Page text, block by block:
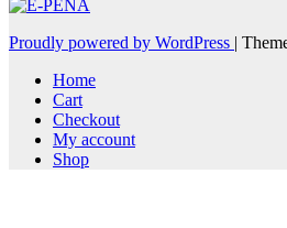
Proudly powered by WordPress |
Home
Cart
Checkout
My account
Shop